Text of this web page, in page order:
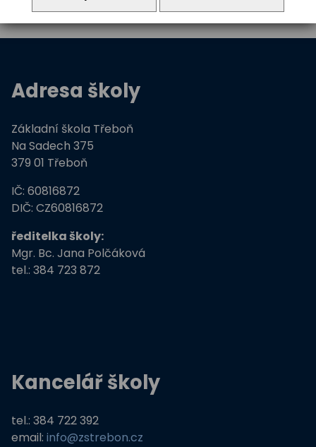
Adresa školy
Základní škola Třeboň
Na Sadech 375
379 01 Třeboň
IČ: 60816872
DIČ: CZ60816872
ředitelka školy:
Mgr. Bc. Jana Polčáková
tel.: 384 723 872
Kancelář školy
tel.: 384 722 392
email: info@zstrebon.cz